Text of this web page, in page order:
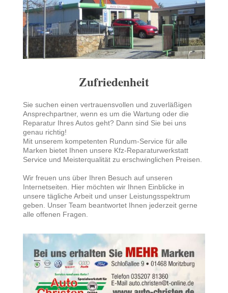
Zufriedenheit
Sie suchen einen vertrauensvollen und zuverläßigen
Ansprechpartner, wenn es um die Wartung oder die
Reparatur Ihres Autos geht? Dann sind Sie bei uns
genau richtig!
Mit unserem kompetenten Rundum-Service für alle
Marken bietet Ihnen unsere Kfz-Reparaturwerkstatt
Service und Meisterqualität zu erschwinglichen Preisen.
Wir freuen uns über Ihren Besuch auf unseren
Internetseiten. Hier möchten wir Ihnen Einblicke in
unsere tägliche Arbeit und unser Leistungsspektrum
geben. Unser Team beantwortet Ihnen jederzeit gerne
alle offenen Fragen.